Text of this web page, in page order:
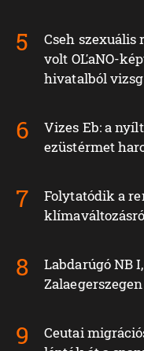
Cseh szexuális
volt OĽaNO-
hivatalból
Vizes Eb: a
ezüstérmet
Folytatódik a
Labdarúgó NB
Zalaegerszegen
Ceutai